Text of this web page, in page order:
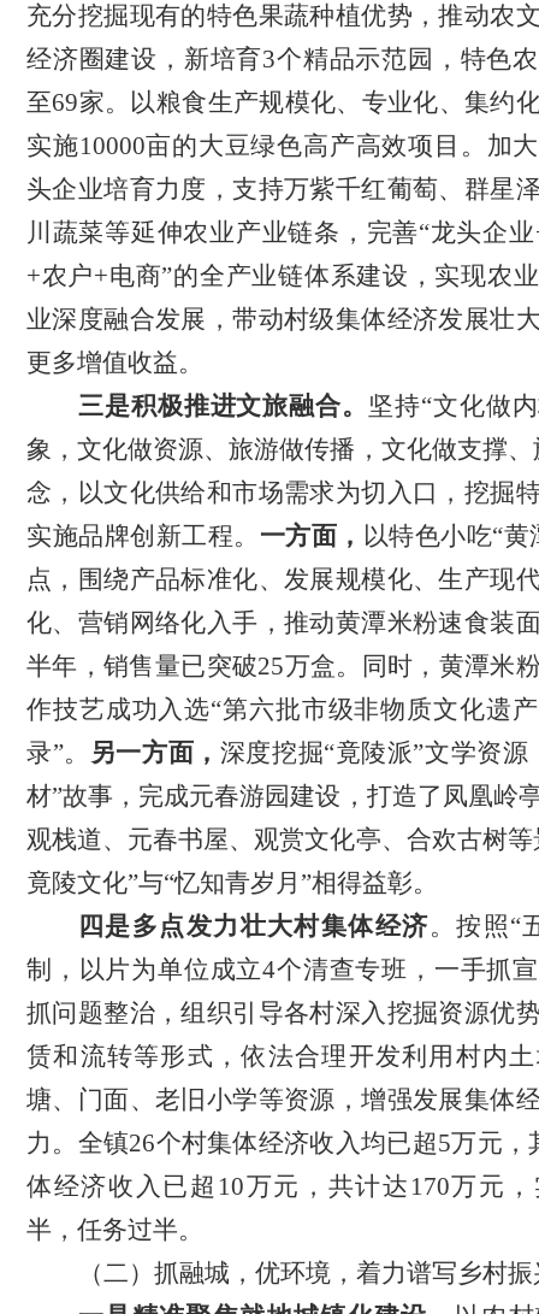
充分挖掘现有的特色果蔬种植优势，推动农
经济圈建设，新培育3个精品示范园，特色
至69家。以粮食生产规模化、专业化、集约
实施10000亩的大豆绿色高产高效项目。 加
头企业培育力度，支持万紫千红葡萄、群星
川蔬菜等延伸农业产业链条，完善“龙头企
+农户+电商”的全产业链体系建设， 实现农
业深度融合发展，带动村级集体经济发展壮
更多增值收益。
三是积极推进文旅融合。 坚持“文化做
象，文化做资源、旅游做传播，文化做支撑、
念，以文化供给和市场需求为切入口，挖掘
实施品牌创新工程。 一方面， 以特色小吃“黄
点，围绕产品标准化、发展规模化、生产现
化、营销网络化入手，推动黄潭米粉速食装
半年，销售量已突破25万盒。同时，黄潭米
作技艺成功入选“第六批市级非物质文化遗
录”。
另一方面， 深度挖掘“竟陵派”文学资源
材”故事，完成元春游园建设，打造了凤凰岭
观栈道、元春书屋、观赏文化亭、合欢古树
竟陵文化”与“忆知青岁月”相得益彰。
四是多点发力壮大村集体经济。按照“
制，以片为单位成立4个清查专班，一手抓
抓问题整治，组织引导各村深入挖掘资源优
赁和流转等形式，依法合理开发利用村内
塘、门面、老旧小学等资源，增强发展集体
力 。 全镇26个村集体经济收入均已超5万元，
体经济收入已超10万元，共计达170万元
半，任务过半。
（二） 抓融城 ， 优环境 ，着力谱写乡村